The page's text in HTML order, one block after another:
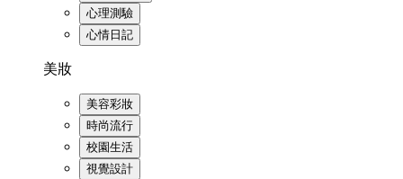
心理測驗
心情日記
美妝
美容彩妝
時尚流行
校園生活
視覺設計